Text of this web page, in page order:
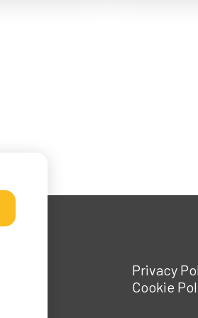
Privacy
Cookie